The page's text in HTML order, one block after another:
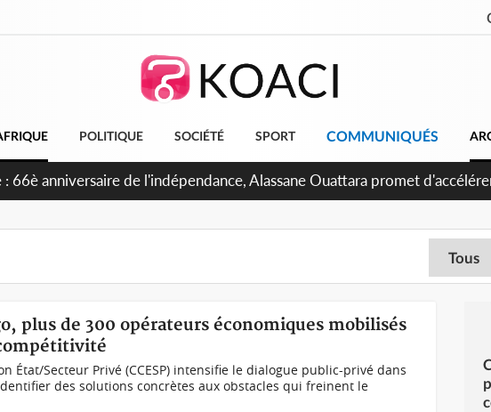
POLITIQUE SOCIÉTÉ SPORT COMMUNIQUÉS
À Abidjan, Amadou Oury Bah admire le modèle ivoirien et veut s'en
plus de 300 opérateurs économiques mobilisés
État/Secteur Privé (CCESP) intensifie le dialogue public-privé dans
des solutions concrètes aux obstacles qui freinent le